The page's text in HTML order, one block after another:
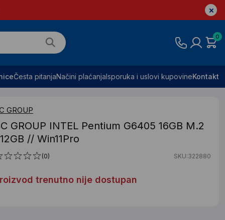
0
Česta pitanjaNačini plaćanjaIsporuka i uslovi kupovineKontakt
GROUP
GROUP INTEL Pentium G6405 16GB M.2
// Win11Pro
(0) SKU:322880
trenutno nije dostupan